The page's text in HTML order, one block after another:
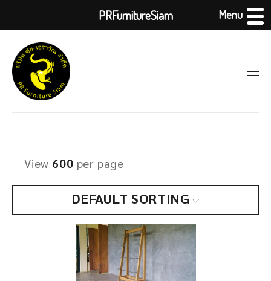
DEFAULT SORTING
View 600 per page
PRFurnitureSiam Menu